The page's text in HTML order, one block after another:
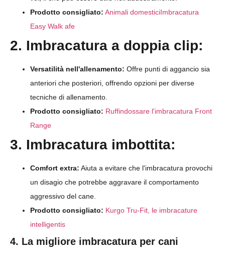
Prodotto consigliato: Animali domesticiImbracatura
Easy Walk afe
2. Imbracatura a doppia clip:
Versatilità nell'allenamento: Offre punti di aggancio sia
anteriori che posteriori, offrendo opzioni per diverse
tecniche di allenamento.
Prodotto consigliato: Ruffindossare l'imbracatura Front
Range
3. Imbracatura imbottita:
Comfort extra: Aiuta a evitare che l'imbracatura provochi
un disagio che potrebbe aggravare il comportamento
aggressivo del cane.
Prodotto consigliato: Kurgo Tru-Fit, le imbracature
intelligentis
4. La migliore imbracatura per cani